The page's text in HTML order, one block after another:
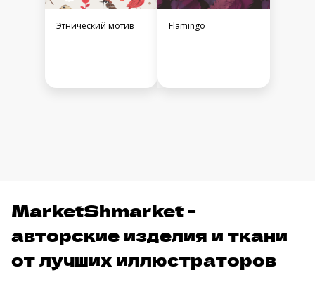
Этнический мотив Flamingo
MarketShmarket -
авторские изделия и ткани
от лучших иллюстраторов